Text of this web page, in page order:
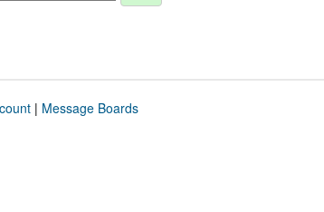
| Message Boards